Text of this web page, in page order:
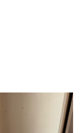
Plage
de
prix :
€ 24,00